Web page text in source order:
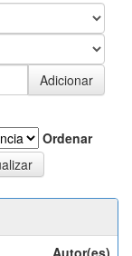
Ordenar
Autor(es)